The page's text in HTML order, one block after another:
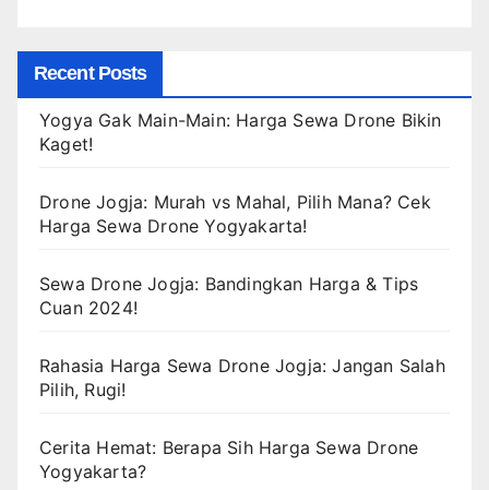
Recent Posts
Yogya Gak Main-Main: Harga Sewa Drone Bikin
Kaget!
Drone Jogja: Murah vs Mahal, Pilih Mana? Cek
Harga Sewa Drone Yogyakarta!
Sewa Drone Jogja: Bandingkan Harga & Tips
Cuan 2024!
Rahasia Harga Sewa Drone Jogja: Jangan Salah
Pilih, Rugi!
Cerita Hemat: Berapa Sih Harga Sewa Drone
Yogyakarta?